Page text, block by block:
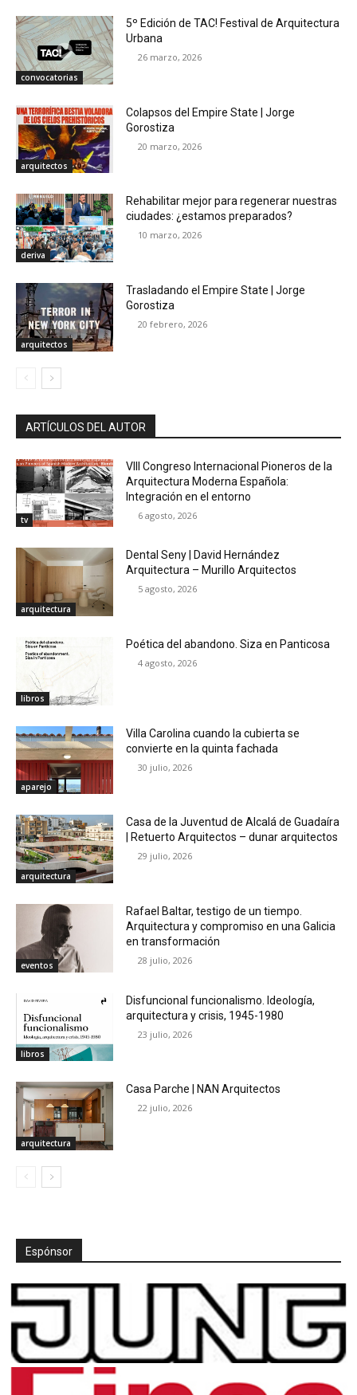
convocatorias
5º Edición de TAC! Festival de Arquitectura
Urbana
26 marzo, 2026
arquitectos
Colapsos del Empire State | Jorge
Gorostiza
20 marzo, 2026
deriva
Rehabilitar mejor para regenerar nuestras
ciudades: ¿estamos preparados?
10 marzo, 2026
arquitectos
Trasladando el Empire State | Jorge
Gorostiza
20 febrero, 2026
ARTÍCULOS DEL AUTOR
tv
VIII Congreso Internacional Pioneros de la
Arquitectura Moderna Española:
Integración en el entorno
6 agosto, 2026
arquitectura
Dental Seny | David Hernández
Arquitectura – Murillo Arquitectos
5 agosto, 2026
libros
Poética del abandono. Siza en Panticosa
4 agosto, 2026
aparejo
Villa Carolina cuando la cubierta se
convierte en la quinta fachada
30 julio, 2026
arquitectura
Casa de la Juventud de Alcalá de Guadaíra
| Retuerto Arquitectos – dunar arquitectos
29 julio, 2026
eventos
Rafael Baltar, testigo de un tiempo.
Arquitectura y compromiso en una Galicia
en transformación
28 julio, 2026
libros
Disfuncional funcionalismo. Ideología,
arquitectura y crisis, 1945-1980
23 julio, 2026
arquitectura
Casa Parche | NAN Arquitectos
22 julio, 2026
Espónsor